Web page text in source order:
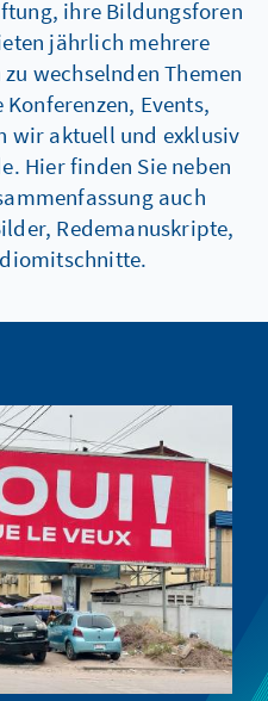
ihre Bildungsforen
jährlich mehrere
wechselnden Themen
Events,
wir aktuell und exklusiv
Hier finden Sie neben
auch
Redemanuskripte,